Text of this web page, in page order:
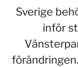
Sverige
inför